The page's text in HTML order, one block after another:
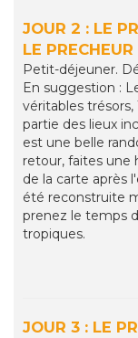
JOUR 2 : LE
LE
Petit-déjeuner.
En suggestion :
véritables
partie des lieux
est une belle
retour, faites une
de la carte après
été reconstruite
prenez le temps
tropiques.
JOUR 3 : LE